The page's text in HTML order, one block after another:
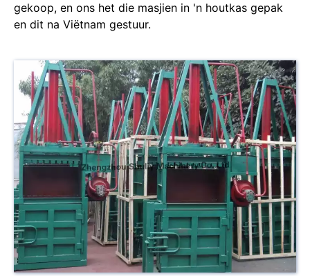
gekoop, en ons het die masjien in 'n houtkas gepak
en dit na Viëtnam gestuur.